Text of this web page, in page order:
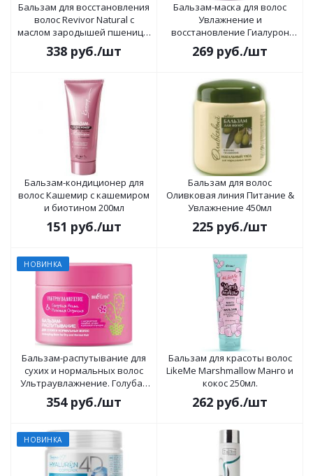
Бальзам для восстановления
волос Revivor Natural с
маслом зародышей пшеницы
300мл
338 руб./шт
Бальзам-маска для волос
Увлажнение и
восстановление Гиалурон
Volume Lift 300мл
269 руб./шт
Бальзам-кондиционер для
волос Кашемир с кашемиром
и биотином 200мл
151 руб./шт
Бальзам для волос
Оливковая линия Питание &
Увлажнение 450мл
225 руб./шт
НОВИНКА
Бальзам-распутывание для
сухих и нормальных волос
Ультраувлажнение. Голубая
агава & розовая опунция
300мл
354руб./шт
Бальзам для красоты волос
LikeMe Marshmallow Манго и
кокос 250мл.
262 руб./шт
НОВИНКА